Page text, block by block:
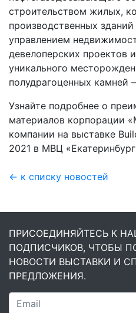
строительством жилых,
производственных
управлением
девелоперских проектов
уникального
полудрагоценных камней
Узнайте подробнее о
материалов корпорации
компании на выставке
2021 в МВЦ
← к списку новостей
ПРИСОЕДИНЯЙТЕСЬ К
ПОДПИСЧИКОВ, ЧТОБЫ
НОВОСТИ ВЫСТАВКИ И
ПРЕДЛОЖЕНИЯ.